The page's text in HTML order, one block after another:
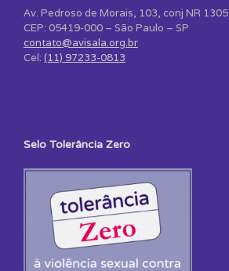
Av. Pedroso de Morais, 103, conj NR 1305
CEP: 05419-000 – São Paulo – SP
contato@avisala.org.br
Cel: (11) 97233-0813
Selo Tolerância Zero